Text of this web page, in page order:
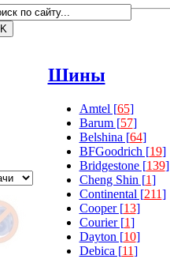
Шины
Amtel [65]
Barum [57]
Belshina [64]
BFGoodrich [19]
Bridgestone [139]
Cheng Shin [1]
Continental [211]
Cooper [13]
Courier [1]
Dayton [10]
Debica [11]